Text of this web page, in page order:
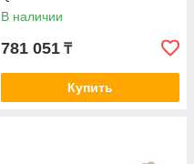
В наличии
781 051 ₸
Купить